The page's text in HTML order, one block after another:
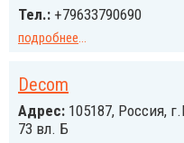
Тел.: +79633790690
подробнее...
Decom
Адрес: 105187, Россия,
73 вл. Б